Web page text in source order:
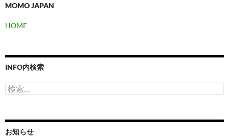
MOMO JAPAN
HOME
INFO内検索
検
索:
お知らせ